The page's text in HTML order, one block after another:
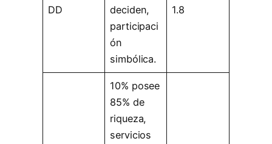
DD
deciden,
participaci
ón
simbólica.
1.8
10% posee
85% de
riqueza,
servicios